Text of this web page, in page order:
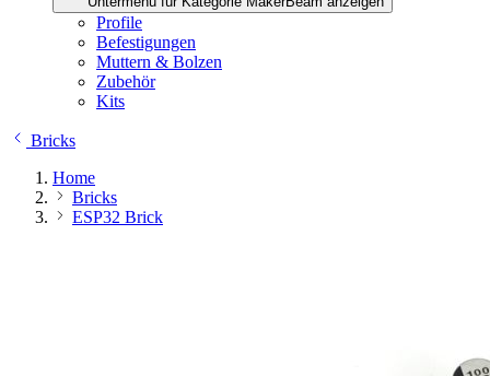
Profile
Befestigungen
Muttern & Bolzen
Zubehör
Kits
Bricks
Home
Bricks
ESP32 Brick